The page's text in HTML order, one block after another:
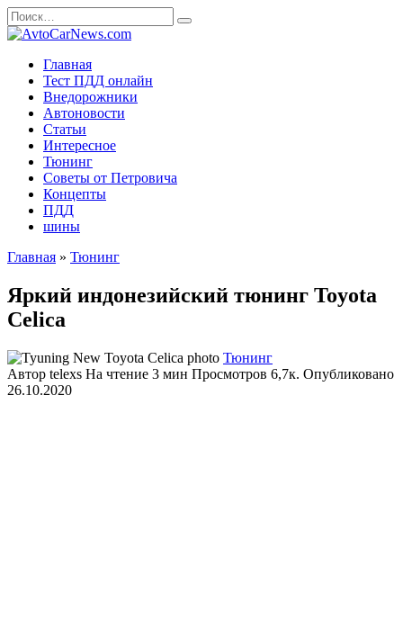
Перейти
к
Search
for:
Главная
Тест ПДД онлайн
Внедорожники
Автоновости
Статьи
Интересное
Тюнинг
Советы от Петровича
Концепты
ПДД
шины
Главная » Тюнинг
Яркий индонезийский тюнинг Toyota
Celica
Тюнинг
Автор telexs На чтение 3 мин Просмотров 6,7к. Опубликовано
26.10.2020